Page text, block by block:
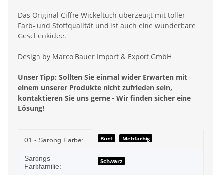
Das Original Ciffre Wickeltuch überzeugt mit toller
Farb- und Stoffqualität und ist auch eine wunderbare
Geschenkidee.
Design by Marco Bauer Import & Export GmbH
Unser Tipp: Sollten Sie einmal wider Erwarten mit
einem unserer Produkte nicht zufrieden sein,
kontaktieren Sie uns gerne - Wir finden sicher eine
Lösung!
Produkteigenschaft
Wert
01 - Sarong Farbe: Bunt Mehfarbig
Sarongs
Farbfamilie:
Schwarz